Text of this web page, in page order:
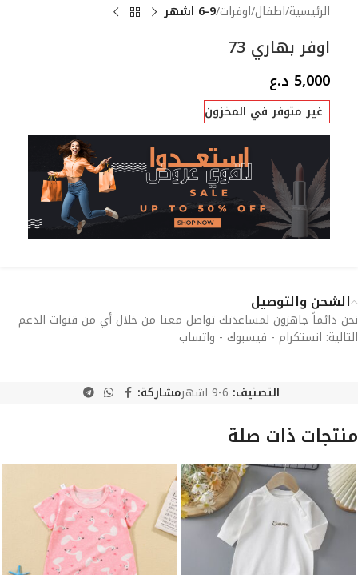
الرئيسية اطفال اوفرات 6-9 اشهر
اوفر بهاري 73
5,000 د.ع
غير متوفر في المخزون
الشحن والتوصيل
نحن دائماً جاهزون لمساعدتك تواصل معنا من خلال أي من قنوات الدعم
التالية: انستكرام - فيسبوك - واتساب
التصنيف: 6-9 اشهر مشاركة:
منتجات ذات صلة